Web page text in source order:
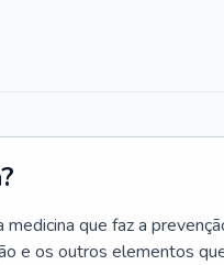
que faz a
e os outros elementos